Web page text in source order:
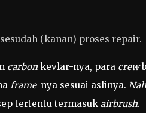
(kanan) proses repair.
carbon kevlar-nya, para crew
frame-nya sesuai aslinya. Nah
tertentu termasuk airbrush.